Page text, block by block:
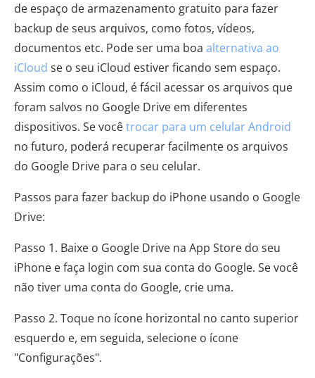
de espaço de armazenamento gratuito para fazer
backup de seus arquivos, como fotos, vídeos,
documentos etc. Pode ser uma boa alternativa ao
iCloud se o seu iCloud estiver ficando sem espaço.
Assim como o iCloud, é fácil acessar os arquivos que
foram salvos no Google Drive em diferentes
dispositivos. Se vocêtrocar para um celular Android
no futuro, poderá recuperar facilmente os arquivos
do Google Drive para o seu celular.
Passos para fazer backup do iPhone usando o Google
Drive:
Passo 1. Baixe o Google Drive na App Store do seu
iPhone e faça login com sua conta do Google. Se você
não tiver uma conta do Google, crie uma.
Passo 2. Toque no ícone horizontal no canto superior
esquerdo e, em seguida, selecione o ícone
"Configurações".